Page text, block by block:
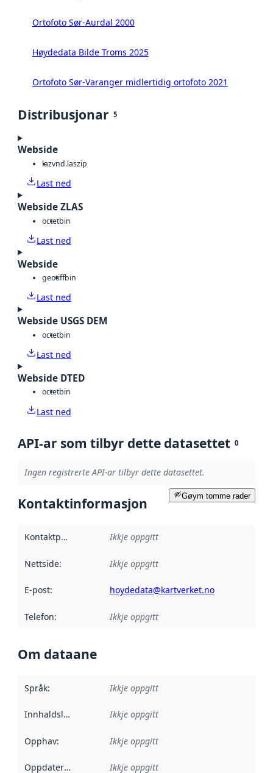
Ortofoto Sør-Aurdal 2000
Høydedata Bilde Troms 2025
Ortofoto Sør-Varanger midlertidig ortofoto 2021
Distribusjonar 5
Webside
lazvnd.laszip
Last ned
Webside ZLAS
octetbin
Last ned
Webside
geotiffbin
Last ned
Webside USGS DEM
octetbin
Last ned
Webside DTED
octetbin
Last ned
API-ar som tilbyr dette datasettet 0
Ingen registrerte API-ar tilbyr dette datasettet.
Gøym tomme rader
Kontaktinformasjon
Kontaktpunkt Ikkje oppgitt
Nettside: Ikkje oppgitt
E-post: hoydedata@kartverket.no
Telefon: Ikkje oppgitt
Om dataane
Språk: Ikkje oppgitt
Innhaldsleverandørar :
Ikkje oppgitt
Opphav: Ikkje oppgitt
Oppdateringsfrekvens :
Ikkje oppgitt